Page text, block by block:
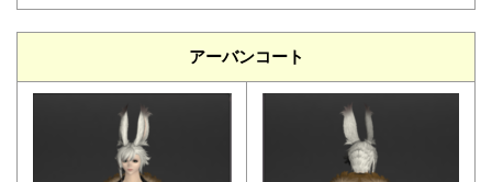
アーバンコート